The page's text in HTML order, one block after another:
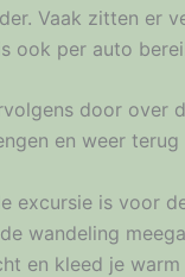
Vaak zitten er
ook per auto
door over
en weer terug
excursie is voor
wandeling
en kleed je